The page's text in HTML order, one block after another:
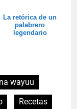
La retórica de un
palabrero
legendario
wayuu
Recetas